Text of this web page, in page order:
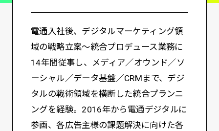
電通入社後、デジタルマーケティング領
域の戦略立案～統合プロデュース業務に
14年間従事し、メディア／オウンド／ソ
ーシャル／データ基盤／CRMまで、デジ
タルの戦術領域を横断した統合プランニ
ングを経験。2016年から電通デジタルに
参画、各広告主様の課題解決に向けた各